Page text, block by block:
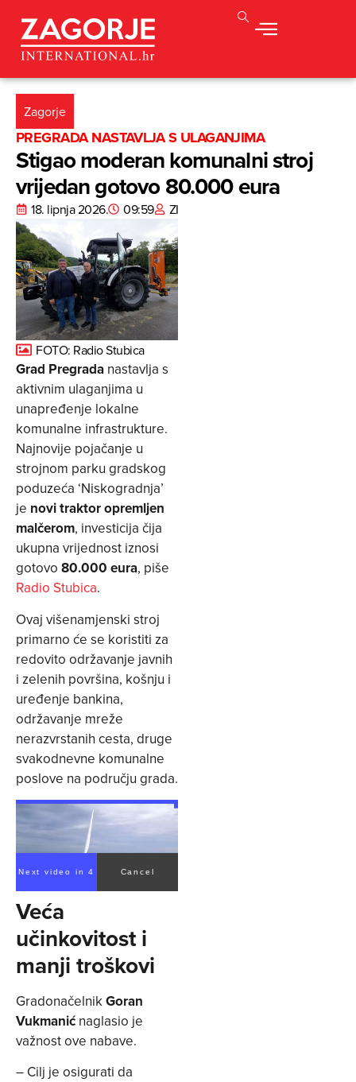
Zagorje
PREGRADA NASTAVLJA S ULAGANJIMA
Stigao moderan komunalni stroj
vrijedan gotovo 80.000 eura
18. lipnja 2026. 09:59 ZI
FOTO: Radio Stubica
Grad Pregrada nastavlja s
aktivnim ulaganjima u
unapređenje lokalne
komunalne infrastrukture.
Najnovije pojačanje u
strojnom parku gradskog
poduzeća ‘Niskogradnja’
je novi traktor opremljen
malčerom, investicija čija
ukupna vrijednost iznosi
gotovo 80.000 eura, piše
Radio Stubica.
Ovaj višenamjenski stroj
primarno će se koristiti za
redovito održavanje javnih
i zelenih površina, košnju i
uređenje bankina,
održavanje mreže
nerazvrstanih cesta, druge
svakodnevne komunalne
poslove na području grada.
Next video in 4 Cancel
Veća
učinkovitost i
manji troškovi
GradonačelnikGoran
Vukmanić naglasio je
važnost ove nabave.
– Cilj je osigurati da